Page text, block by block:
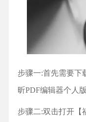
步骤一:首先需要
昕PDF编辑器个人
步骤二:双击打开【